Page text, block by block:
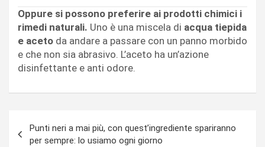
Oppure si possono preferire ai prodotti chimici i
rimedi naturali. Uno è una miscela di acqua tiepida
e aceto da andare a passare con un panno morbido
e che non sia abrasivo. L’aceto ha un’azione
disinfettante e anti odore.
articoli
Punti neri a mai più, con quest’ingrediente spariranno
per sempre: lo usiamo ogni giorno